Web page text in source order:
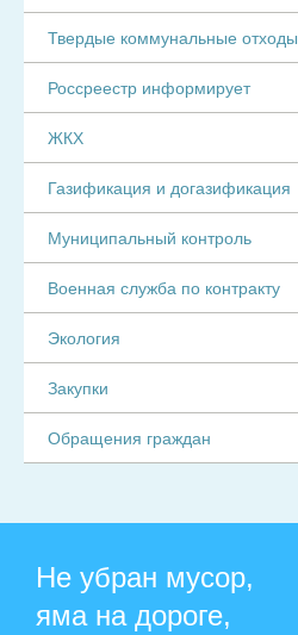
Твердые коммунальные отходы
Россреестр информирует
ЖКХ
Газификация и догазификация
Муниципальный контроль
Военная служба по контракту
Экология
Закупки
Обращения граждан
Не убран мусор,
яма на дороге,